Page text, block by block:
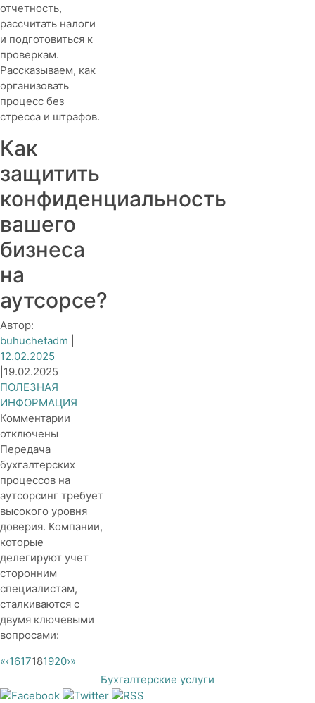
для
директора
отчетность,
рассчитать налоги
и подготовиться к
проверкам.
Рассказываем, как
организовать
процесс без
стресса и штрафов.
Как
защитить
конфиденциальность
вашего
бизнеса
на
аутсорсе?
Автор:
buhuchetadm
12.02.2025
19.02.2025
ПОЛЕЗНАЯ
ИНФОРМАЦИЯ
Комментарии
защитить
конфиденциальность
вашего
бизнеса
на
отключены
Передача
бухгалтерских
процессов на
аутсорсинг требует
высокого уровня
доверия. Компании,
которые
делегируют учет
сторонним
специалистам,
сталкиваются с
двумя ключевыми
вопросами:
«‹1617181920›»
Бухгалтерские услуги